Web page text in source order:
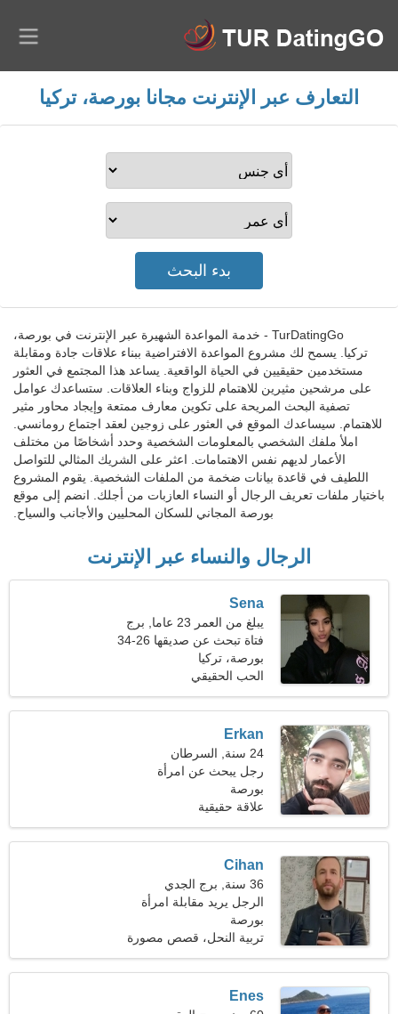
التعارف عبر الإنترنت مجانا بورصة، تركيا
TurDatingGo - خدمة المواعدة الشهيرة عبر الإنترنت في بورصة،
تركيا. يسمح لك مشروع المواعدة الافتراضية ببناء علاقات جادة ومقابلة
مستخدمين حقيقيين في الحياة الواقعية. يساعد هذا المجتمع في العثور
على مرشحين مثيرين للاهتمام للزواج وبناء العلاقات. ستساعدك عوامل
تصفية البحث المريحة على تكوين معارف ممتعة وإيجاد محاور مثير
للاهتمام. سيساعدك الموقع في العثور على زوجين لعقد اجتماع رومانسي.
املأ ملفك الشخصي بالمعلومات الشخصية وحدد أشخاصًا من مختلف
الأعمار لديهم نفس الاهتمامات. اعثر على الشريك المثالي للتواصل
اللطيف في قاعدة بيانات ضخمة من الملفات الشخصية. يقوم المشروع
باختيار ملفات تعريف الرجال أو النساء العازبات من أجلك. انضم إلى موقع
بورصة المجاني للسكان المحليين والأجانب والسياح.
الرجال والنساء عبر الإنترنت
Sena
يبلغ من العمر 23 عاما, برج
العقرب
فتاة تبحث عن صديقها 26-34
بورصة، تركيا
الحب الحقيقي
Erkan
24 سنة, السرطان
رجل يبحث عن امرأة
بورصة
علاقة حقيقية
Cihan
36 سنة, برج الجدي
الرجل يريد مقابلة امرأة
بورصة
تربية النحل، قصص مصورة
يابانية
Enes